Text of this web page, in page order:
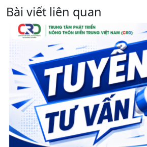
Bài viết liên quan